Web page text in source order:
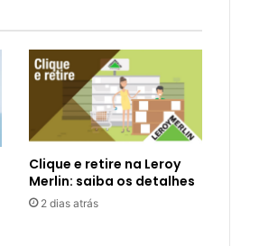
Clique e retire na Leroy
Merlin: saiba os detalhes
2 dias atrás